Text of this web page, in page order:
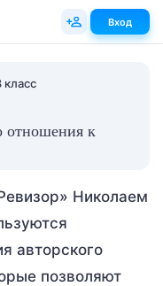
класс
отношения к
Николаем
авторского
позволяют
Вход